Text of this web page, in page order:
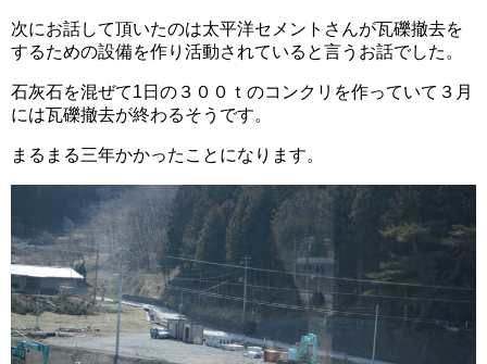
次にお話して頂いたのは太平洋セメントさんが瓦礫撤去を
するための設備を作り活動されていると言うお話でした。
石灰石を混ぜて1日の３００ｔのコンクリを作っていて３月
には瓦礫撤去が終わるそうです。
まるまる三年かかったことになります。